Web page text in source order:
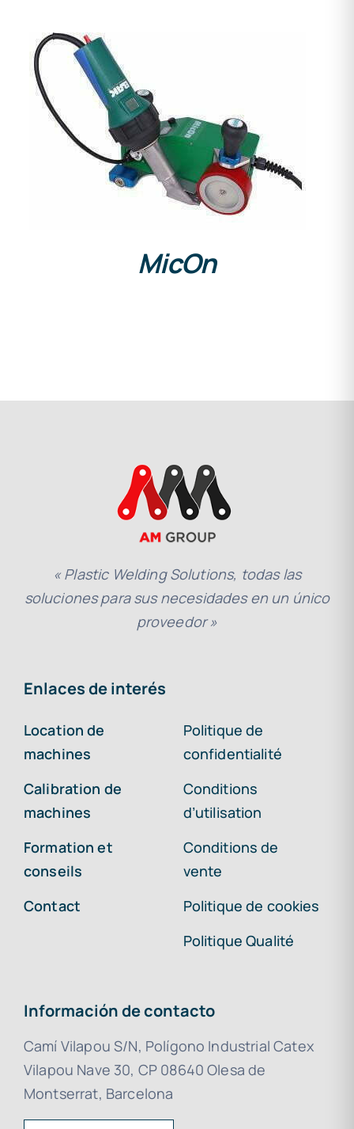
DETAILS
MicOn
« Plastic Welding Solutions, todas las
soluciones para sus necesidades en un único
proveedor »
Enlaces de interés
Location de
machines
Calibration de
machines
Formation et
conseils
Contact
Politique de
confidentialité
Conditions
d’utilisation
Conditions de
vente
Politique de cookies
Politique Qualité
Información de contacto
Camí Vilapou S/N, Polígono Industrial Catex
Vilapou Nave 30, CP 08640 Olesa de
Montserrat, Barcelona